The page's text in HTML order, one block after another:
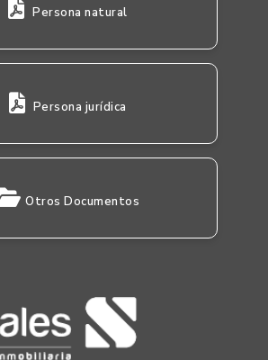
Persona natural
Persona jurídica
Otros Documentos